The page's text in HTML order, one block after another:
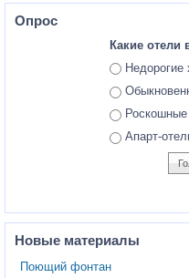
Опрос
Какие отели
Ответы
Недорогие
Апарт-
Новые материалы
Поющий фонтан